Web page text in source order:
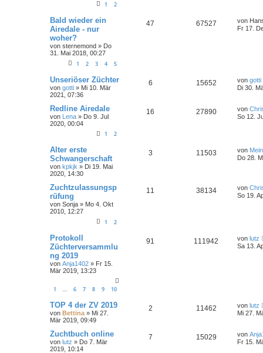
1 2
Bald wieder ein
Airedale - nur
woher?
von sternemond » Do
31. Mai 2018, 00:27
1 2 3 4 5
47 67527 von
Fr 17.
Unseriöser Züchter
von gotti » Mi 10. Mär
2021, 07:36
6 15652 von gotti
Di 30.
Redline Airedale
von Lena » Do 9. Jul
2020, 00:04
1 2
16 27890 von
So 12.
Alter erste
Schwangerschaft
von kpkjk » Di 19. Mai
2020, 14:30
3 11503 von
Do 28.
Zuchtzulassungsp
rüfung
von Sonja » Mo 4. Okt
2010, 12:27
1 2
11 38134 von
So 19.
Protokoll
Züchterversammlu
ng 2019
von Anja1402 » Fr 15.
Mär 2019, 13:23
1 … 6 7 8 9 10
91 111942 von lutz
Sa 13.
TOP 4 der ZV 2019
von Bettina » Mi 27.
Mär 2019, 09:49
2 11462 von lutz
Mi 27.
Zuchtbuch online
von lutz » Do 7. Mär
2019, 10:14
7 15029 von
Fr 15.